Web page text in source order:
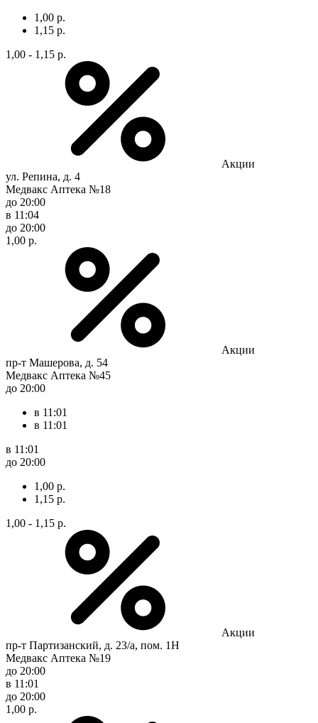
1,00 р.
1,15 р.
1,00 - 1,15 р.
Акции
ул. Репина, д. 4
Медвакс Аптека №18
до 20:00
в 11:04
до 20:00
1,00 р.
Акции
пр-т Машерова, д. 54
Медвакс Аптека №45
до 20:00
в 11:01
в 11:01
в 11:01
до 20:00
1,00 р.
1,15 р.
1,00 - 1,15 р.
Акции
пр-т Партизанский, д. 23/а, пом. 1Н
Медвакс Аптека №19
до 20:00
в 11:01
до 20:00
1,00 р.